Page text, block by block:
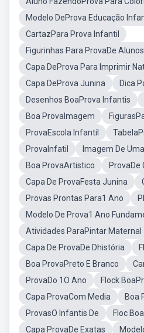
Modelo DeProva Educação
CartazPara Prova Infantil
Figurinhas Para ProvaDe Alunos
Capa DeProva Para Imprimir
Capa DeProva Junina
Dica
Desenhos BoaProva Infantis
Boa ProvaImagem
ProvaEscola Infantil
ProvaInfatil
Imagem De
Boa ProvaArtistico
ProvaDe
Capa De ProvaFesta Junina
Provas Prontas Para1 Ano
Modelo De Prova1 Ano
Atividades ParaPintar Maternal
Capa De ProvaDe Dhistória
Boa ProvaPreto E Branco
ProvaDo 1O Ano
Flock
Capa ProvaCom Media
Boa
ProvasO Infantis De
Floc
Capa ProvaDe Exatas